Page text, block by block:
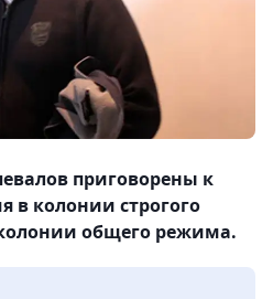
приговорены к
в колонии строгого
общего режима.